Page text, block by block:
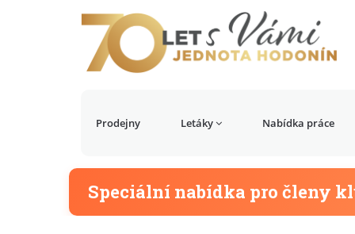
Prodejny Letáky Nabídka práce
Speciální nabídka pro členy